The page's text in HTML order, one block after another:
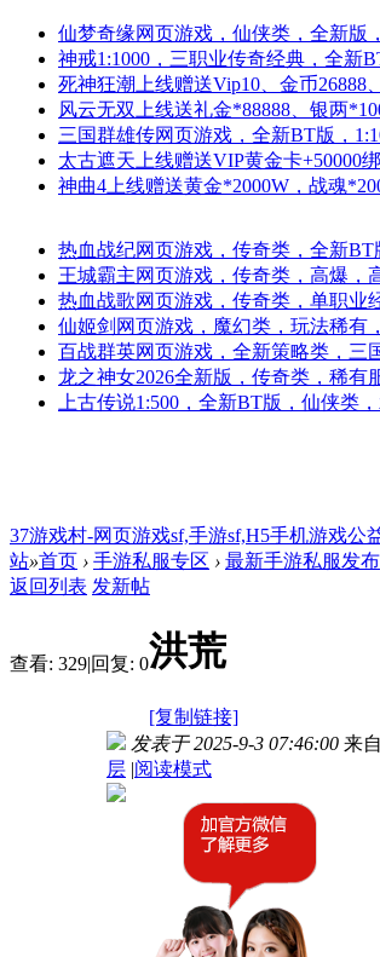
仙梦奇缘网页游戏，仙侠类，全新
神戒1:1000，三职业传奇经典，全新
死神狂潮 上线赠送Vip10、金币26888
风云无双 上线送礼金*88888、银两
三国群雄传网页游戏，全新BT版，
太古遮天 上线赠送VIP黄金卡+50000
神曲4 上线赠送黄金*2000W，战魂
热血战纪网页游戏，传奇类，全新
王城霸主网页游戏，传奇类，高爆，
热血战歌网页游戏，传奇类，单职业
仙姬剑 网页游戏，魔幻类，玩法稀有
百战群英网页游戏，全新策略类，三
龙之神女2026全新版，传奇类，稀有
上古传说1:500，全新BT版，仙侠类
37游戏村-网页游戏sf,手游sf,H5手机游戏公
站»首页 › 手游私服专区 › 最新手游私服发布
返回列表 发新帖
查看: 329|回复: 0洪荒
[复制链接]
发表于 2025-9-3 07:46:00 来
层 |阅读模式